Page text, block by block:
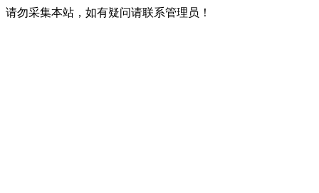
请勿采集本站，如有疑问请联系管理员！